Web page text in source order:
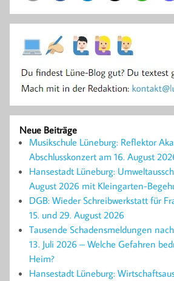
Neue Beiträge
Musikschule Lüneburg: Reflektor
Abschlusskonzert am 16. August
Hansestadt Lüneburg:
August 2026 mit Kleingarten-
DGB: Wieder Schreibwerkstatt für
15. und 29. August 2026
Tausende Schadensmeldungen
13. Juli 2026 – Welche Gefahren
Heim?
Hansestadt Lüneburg: